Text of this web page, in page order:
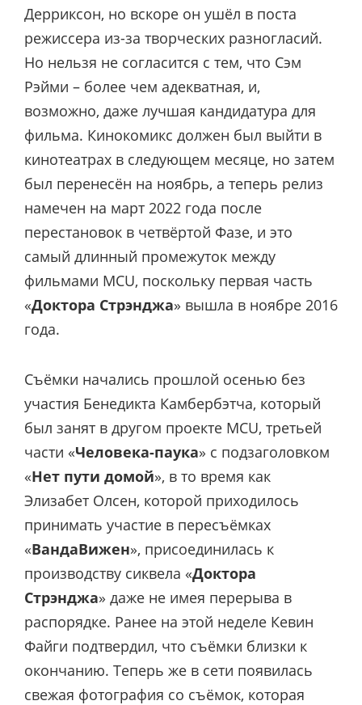
Дерриксон, но вскоре он ушёл в поста
режиссера из-за творческих разногласий.
Но нельзя не согласится с тем, что Сэм
Рэйми – более чем адекватная, и,
возможно, даже лучшая кандидатура для
фильма. Кинокомикс должен был выйти в
кинотеатрах в следующем месяце, но затем
был перенесён на ноябрь, а теперь релиз
намечен на март 2022 года после
перестановок в четвёртой Фазе, и это
самый длинный промежуток между
фильмами MCU, поскольку первая часть
«Доктора Стрэнджа» вышла в ноябре 2016
года.
Съёмки начались прошлой осенью без
участия Бенедикта Камбербэтча, который
был занят в другом проекте MCU, третьей
части «Человека-паука» с подзаголовком
«Нет пути домой», в то время как
Элизабет Олсен, которой приходилось
принимать участие в пересъёмках
«ВандаВижен», присоединилась к
производству сиквела «Доктора
Стрэнджа» даже не имея перерыва в
распорядке. Ранее на этой неделе Кевин
Файги подтвердил, что съёмки близки к
окончанию. Теперь же в сети появилась
свежая фотография со съёмок, которая